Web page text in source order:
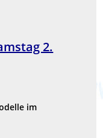
2.
im